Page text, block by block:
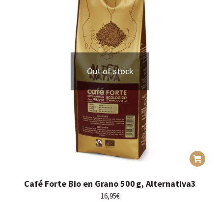
Out of stock
Café Forte Bio en Grano 500 g, Alternativa3
16,95€